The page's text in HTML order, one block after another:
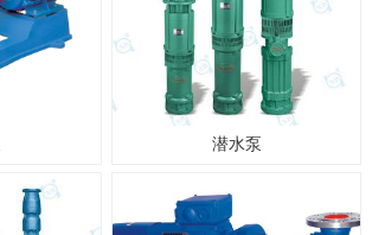
潜水泵